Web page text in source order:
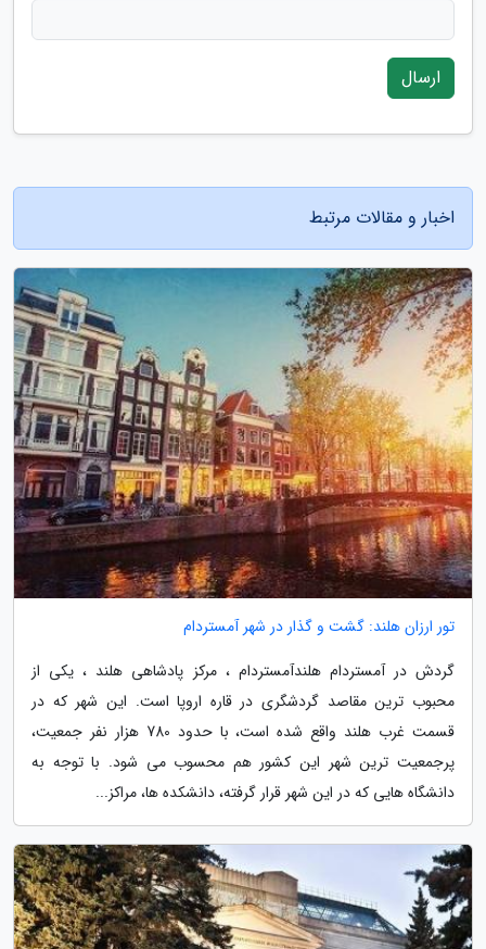
ارسال
اخبار و مقالات مرتبط
تور ارزان هلند: گشت و گذار در شهر آمستردام
گردش در آمستردام هلندآمستردام ، مرکز پادشاهی هلند ، یکی از
محبوب ترین مقاصد گردشگری در قاره اروپا است. این شهر که در
قسمت غرب هلند واقع شده است، با حدود 780 هزار نفر جمعیت،
پرجمعیت ترین شهر این کشور هم محسوب می شود. با توجه به
دانشگاه هایی که در این شهر قرار گرفته، دانشکده ها، مراکز...